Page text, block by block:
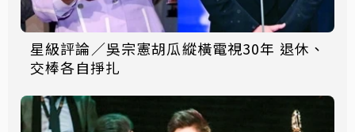
星級評論／吳宗憲胡瓜縱橫電視30年 退休、
交棒各自掙扎